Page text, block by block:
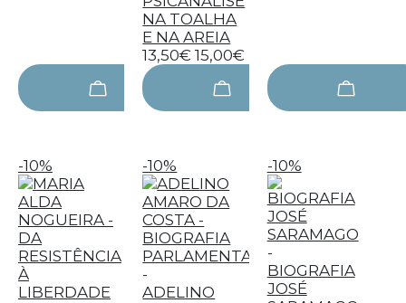
NA TOALHA
E NA AREIA
13,50€ 15,00€
-10% -10%
-
ADELINO
-10%
-
BIOGRAFIA
JOSÉ